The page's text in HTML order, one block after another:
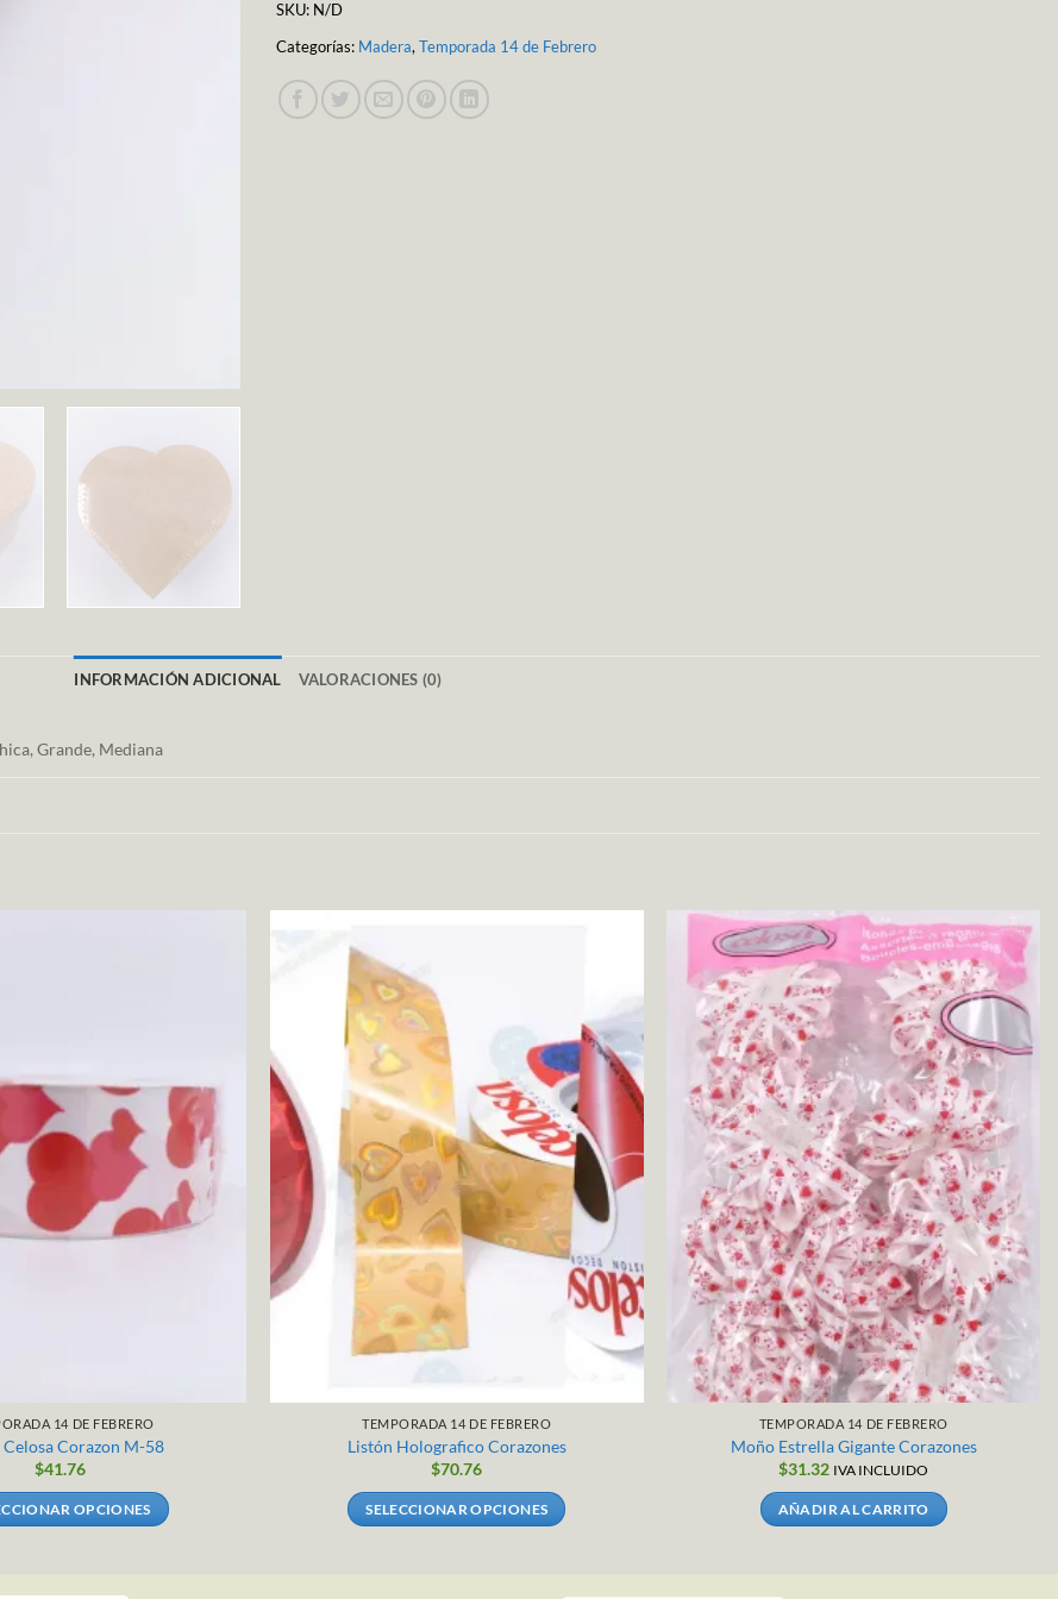
SKU: N/D
Categorías: Madera, Temporada 14 de Febrero
INFORMACIÓN ADICIONAL VALORACIONES (0)
Grande, Mediana
14 DE FEBRERO
Celosa Corazon M-58
$41.76
OPCIONES
tiene
TEMPORADA 14 DE FEBRERO
Listón Holografico Corazones
$70.76
SELECCIONAR OPCIONES
TEMPORADA 14 DE FEBRERO
Moño Estrella Gigante Corazones
$31.32 IVA INCLUIDO
AÑADIR AL CARRITO